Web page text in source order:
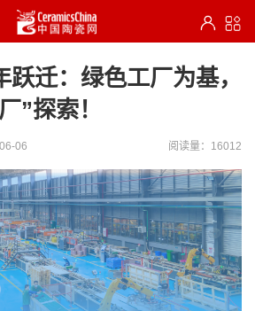
迁：绿色工厂为基，
”探索！
06 阅读量：16012